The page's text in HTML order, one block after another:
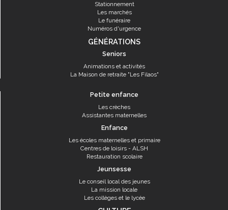
Stationnement
Les marchés
Le funéraire
Numéros d'urgence
GÉNÉRATIONS
Seniors
Animations et activités
La Maison de retraite "Les Filaos"
Petite enfance
Les crèches
Assistantes maternelles
Enfance
Les écoles maternelles et primaire
Centres de loisirs - ALSH
Restauration scolaire
Jeunsesse
Le conseil local des jeunes
La mission locale
Les collèges et le lycée